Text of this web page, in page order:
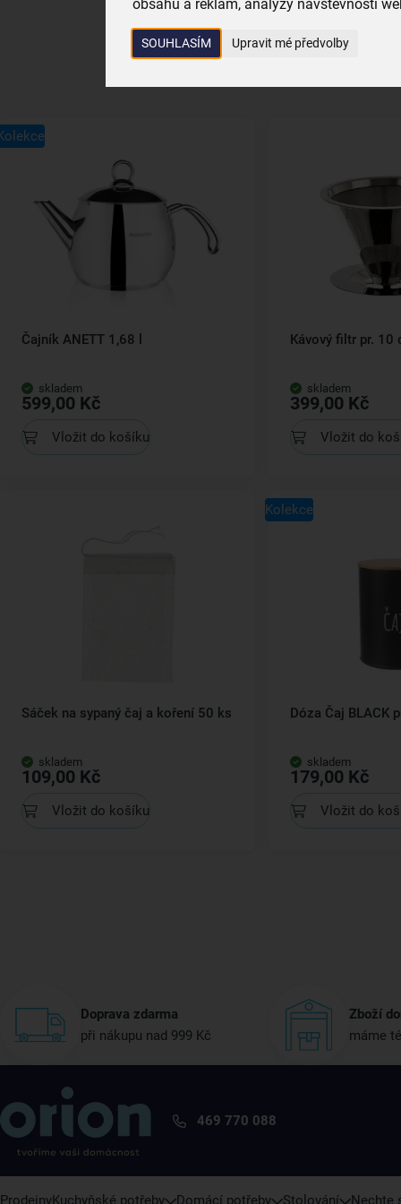
obsahu a reklam, analýzy návštěvnosti
SOUHLASÍM Upravit mé předvolby
Čajník ANETT 1,68 l
skladem
599,00 Kč
Vložit do košíku
Kávový filtr pr. 10
skladem
399,00 Kč
Vložit do
Sáček na sypaný čaj a koření 50 ks
skladem
109,00 Kč
Vložit do košíku
Kolekce
Dóza Čaj BLACK
skladem
179,00 Kč
Vložit do
Doprava zdarma
při nákupu nad 999 Kč
Zboží
máme
469 770 088
ProdejnyKuchyňské potřeby Domácí potřeby Stolování Nechte